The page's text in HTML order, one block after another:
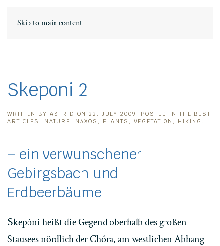
Skip to main content
Skeponi 2
WRITTEN BY ASTRID ON 22. JULY 2009 . POSTED INTHE BEST
ARTICLES , NATURE , NAXOS , PLANTS , VEGETATION , HIKING .
– ein verwunschener
Gebirgsbach und
Erdbeerbäume
Skepóni heißt die Gegend oberhalb des großen
Stausees nördlich der Chóra, am westlichen Abhang